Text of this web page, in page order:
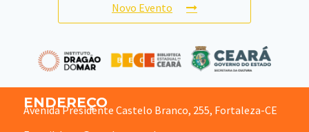
Novo Evento
ENDEREÇO
Avenida Presidente Castelo Branco, 255, Fortaleza-CE